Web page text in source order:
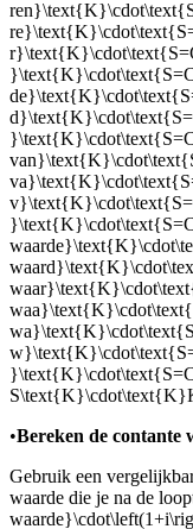
•Bereken de contante
Gebruik een
waarde die je na de